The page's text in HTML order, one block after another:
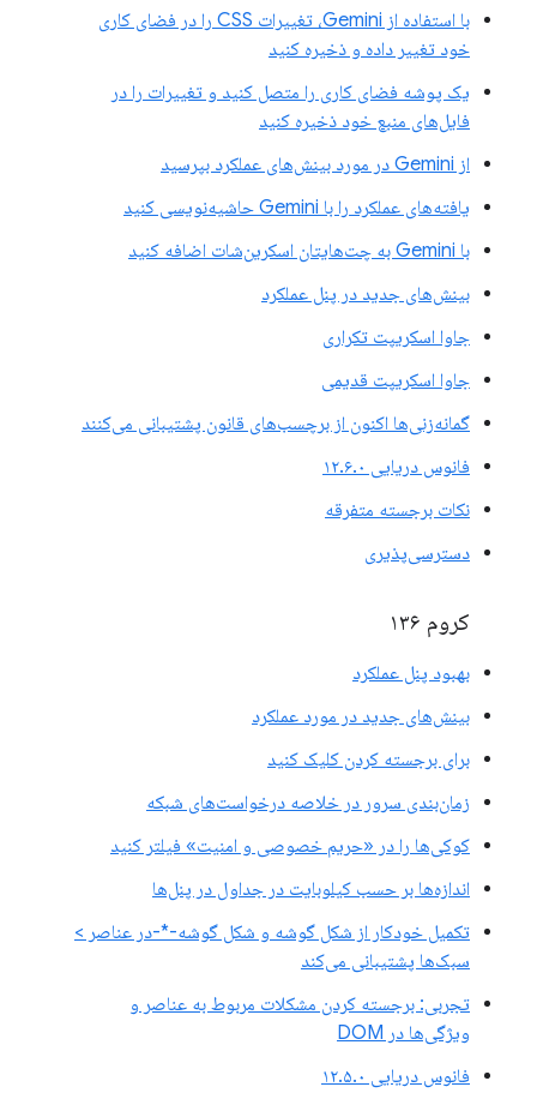
با استفاده از Gemini، تغییرات CSS را در فضای کاری
خود تغییر داده و ذخیره کنید
یک پوشه فضای کاری را متصل کنید و تغییرات را در
فایل‌های منبع خود ذخیره کنید
از Gemini در مورد بینش‌های عملکرد بپرسید
یافته‌های عملکرد را با Gemini حاشیه‌نویسی کنید
با Gemini به چت‌هایتان اسکرین‌شات اضافه کنید
بینش‌های جدید در پنل عملکرد
جاوا اسکریپت تکراری
جاوا اسکریپت قدیمی
گمانه‌زنی‌ها اکنون از برچسب‌های قانون پشتیبانی می‌کنند
فانوس دریایی ۱۲.۶.۰
نکات برجسته متفرقه
دسترسی‌پذیری
کروم ۱۳۶
بهبود پنل عملکرد
بینش‌های جدید در مورد عملکرد
برای برجسته کردن کلیک کنید
زمان‌بندی سرور در خلاصه درخواست‌های شبکه
کوکی‌ها را در «حریم خصوصی و امنیت» فیلتر کنید
اندازه‌ها بر حسب کیلوبایت در جداول در پنل‌ها
تکمیل خودکار از شکل گوشه و شکل گوشه-*-در عناصر >
سبک‌ها پشتیبانی می‌کند
تجربی: برجسته کردن مشکلات مربوط به عناصر و
ویژگی‌ها در DOM
فانوس دریایی ۱۲.۵.۰